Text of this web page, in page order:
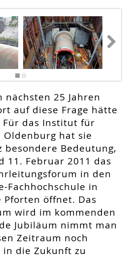
nächsten 25 Jahren
auf diese Frage hätte
das Institut für
hat sie
besondere Bedeutung,
11. Februar 2011 das
in den
Fachhochschule in
Pforten öffnet. Das
wird im kommenden
Jubiläum nimmt man
Zeitraum noch
in die Zukunft zu